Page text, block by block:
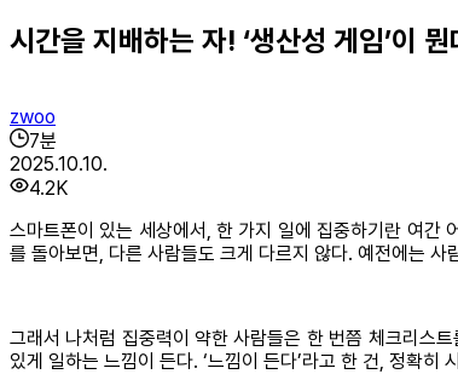
시간을 지배하는 자! ‘생산성 게임’이
zwoo
7분
2025.10.10.
4.2K
스마트폰이 있는 세상에서, 한 가지 일에 집중하기란 여간
를 돌아보면, 다른 사람들도 크게 다르지 않다. 예전에는
그래서 나처럼 집중력이 약한 사람들은 한 번쯤 체크리스
있게 일하는 느낌이 든다. ‘느낌이 든다’라고 한 건, 정확